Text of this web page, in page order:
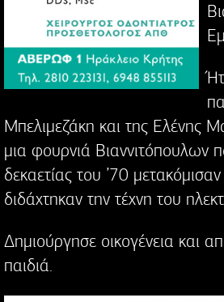
Μπελιμεζάκη και της Ελένης
μια φουρνιά Βιαννιτόπουλων
δεκαετίας του ’70
διδάχτηκαν την τέχνη του
Δημιούργησε οικογένεια και
παιδιά.